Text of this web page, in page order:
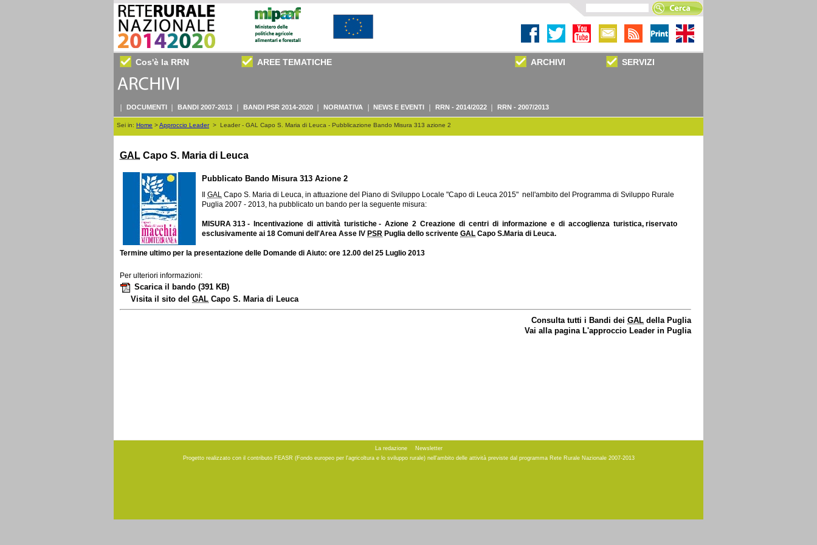
Cos'è la RRN AREE TEMATICHE ARCHIVI SERVIZI
DOCUMENTI BANDI 2007-2013 BANDI PSR 2014-2020 NORMATIVA NEWS E EVENTI RRN - 2014/2022 RRN - 2007/2013
Sei in: Home >Approccio Leader> Leader - GAL Capo S. Maria di Leuca - Pubblicazione Bando Misura 313 azione 2
GAL Capo S. Maria di Leuca
Pubblicato Bando Misura 313 Azione 2
GAL Capo S. Maria di Leuca, in attuazione del Piano di Sviluppo Locale "Capo di Leuca 2015" nell'ambito del Programma di Sviluppo Rurale
Puglia 2007 - 2013, ha pubblicato un bando per la seguente misura:
MISURA 313 - Incentivazione di attività turistiche - Azione 2 Creazione di centri di informazione e di accoglienza turistica, riservato
esclusivamente ai 18 Comuni dell'Area Asse IV PSR Puglia dello scrivente GAL Capo S.Maria di Leuca.
Termine ultimo per la presentazione delle Domande di Aiuto: ore 12.00 del 25 Luglio 2013
Per ulteriori informazioni:
Scarica il bando (391 KB)
Visita il sito del GAL Capo S. Maria di Leuca
Consulta tutti i Bandi dei GAL della Puglia
Vai alla pagina L'approccio Leader in Puglia
La redazione
Newsletter
Progetto realizzato con il contributo FEASR (Fondo europeo per l'agricoltura e lo sviluppo rurale) nell'ambito delle attività previste dal programma Rete Rurale Nazionale 2007-2013